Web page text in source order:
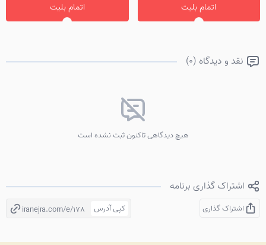
اتمام بلیت اتمام بلیت
نقد و دیدگاه (0)
هیچ دیدگاهی تاکنون ثبت نشده است
اشتراک گذاری برنامه
اشتراک گذاری iranejra.com/e/178 کپی آدرس